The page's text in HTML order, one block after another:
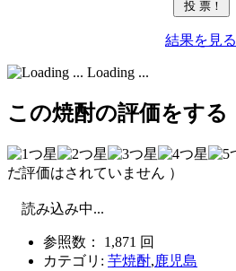
結果を見る
Loading ...
この焼酎の評価をする
だ評価はされていません ）
読み込み中...
参照数： 1,871 回
カテゴリ: 芋焼酎,鹿児島